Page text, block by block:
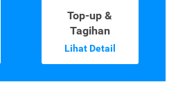
Top-up &
Tagihan
Lihat Detail